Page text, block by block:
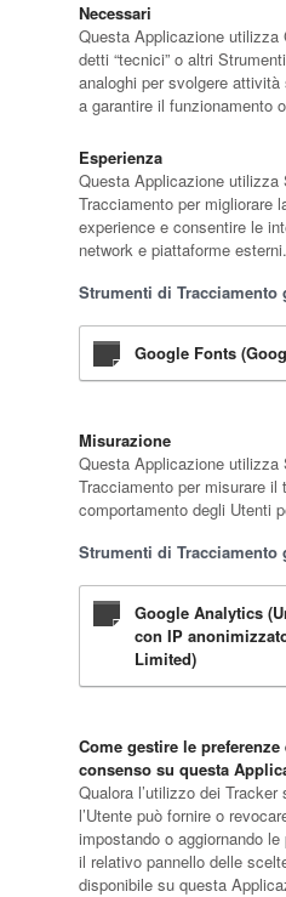
Necessari
Questa Applicazione utilizza
detti “tecnici” o altri
analoghi per svolgere
a garantire il funzionamento
Esperienza
Questa Applicazione utilizza
Tracciamento per migliorare
experience e consentire le
network e piattaforme esterni.
Strumenti di Tracciamento
Google Fonts
Misurazione
Questa Applicazione utilizza
Tracciamento per misurare il
comportamento degli Utenti
Strumenti di Tracciamento
Google Analytics
con IP
Limited)
Come gestire le
consenso su questa
Qualora l’utilizzo dei
l’Utente può fornire o
impostando o aggiornando
il relativo pannello delle
disponibile su questa